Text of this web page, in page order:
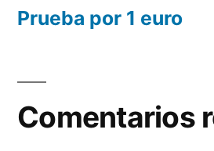
Prueba por 1 euro
Comentarios